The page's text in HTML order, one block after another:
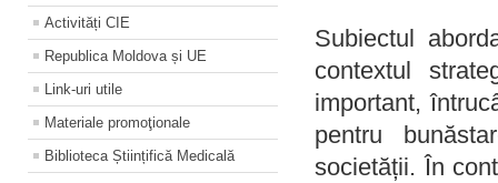
Activități CIE
Republica Moldova și UE
Link-uri utile
Materiale promoţionale
Biblioteca Științifică Medicală
Subiectul
contextul
important,
pentru
societății. În